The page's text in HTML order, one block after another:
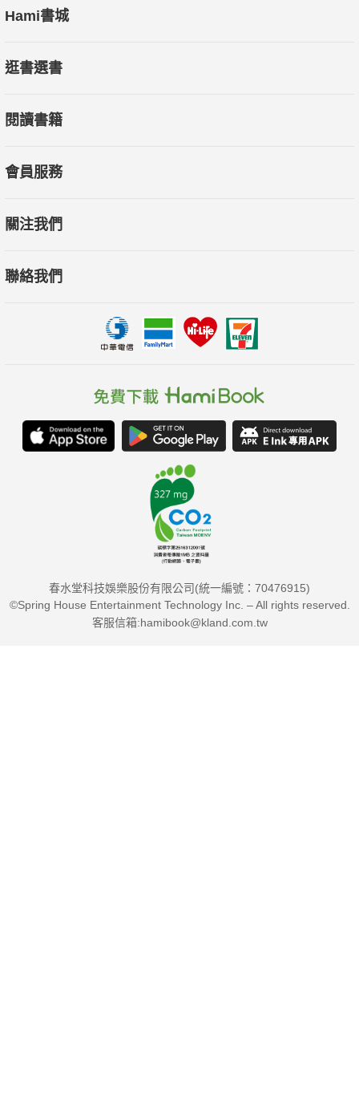
好宅，讓家處處皆美景。
Hami書城
逛書選書
閱讀書籍
會員服務
關注我們
聯絡我們
春水堂科技娛樂股份有限公司(統一編號：70476915)
©Spring House Entertainment Technology Inc. – All rights reserved.
客服信箱:hamibook@kland.com.tw